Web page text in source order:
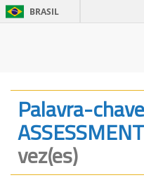
BRASIL
Palavra-
ASSESSMENT
vez(es)